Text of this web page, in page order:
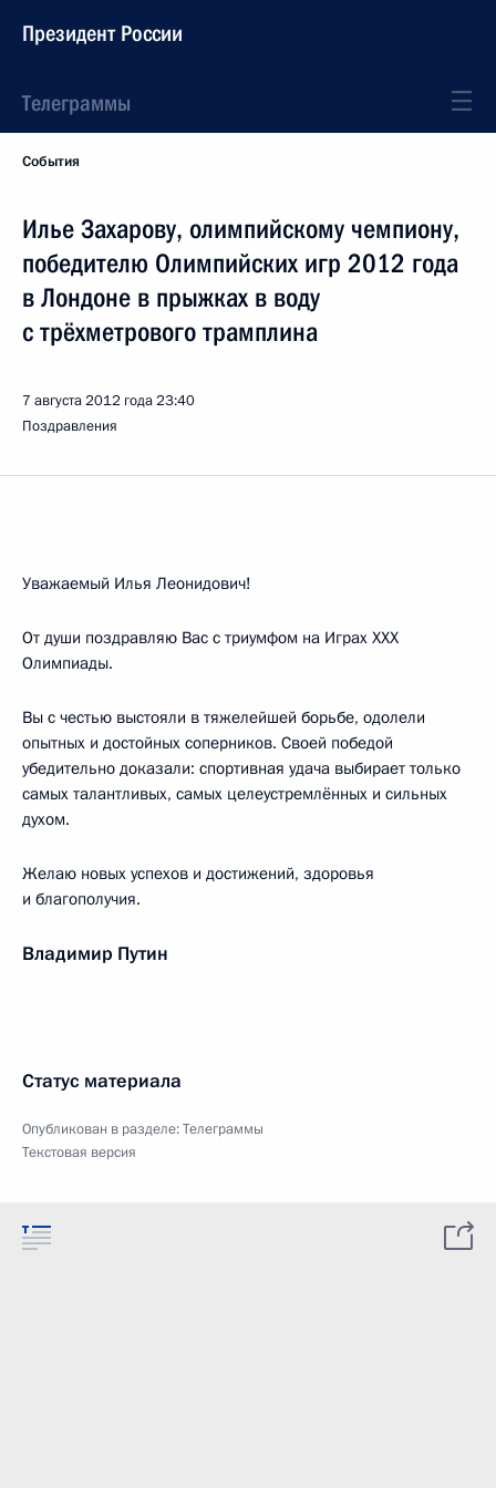
Президент России
Телеграммы
События
Илье Захарову, олимпийскому чемпиону,
победителю Олимпийских игр 2012 года
в Лондоне в прыжках в воду
с трёхметрового трамплина
7 августа 2012 года23:40
Поздравления
Уважаемый Илья Леонидович!
От души поздравляю Вас с триумфом на Играх XXX
Олимпиады.
Вы с честью выстояли в тяжелейшей борьбе, одолели
опытных и достойных соперников. Своей победой
убедительно доказали: спортивная удача выбирает только
самых талантливых, самых целеустремлённых и сильных
духом.
Желаю новых успехов и достижений, здоровья
и благополучия.
Владимир Путин
Статус материала
Опубликован в разделе:Телеграммы
Текстовая версия